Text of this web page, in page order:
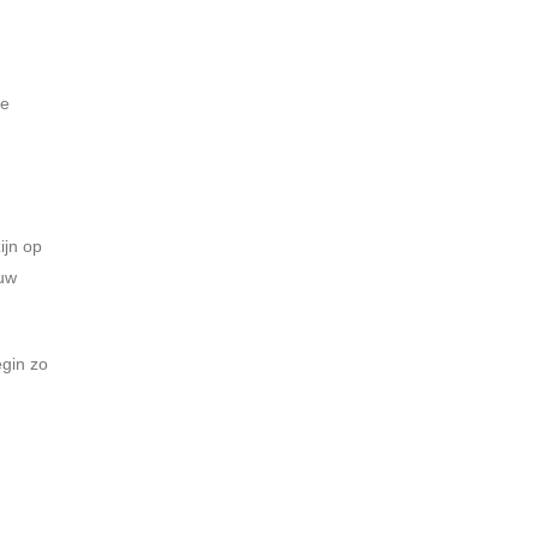
op
zo